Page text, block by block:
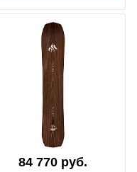
84 770 руб.